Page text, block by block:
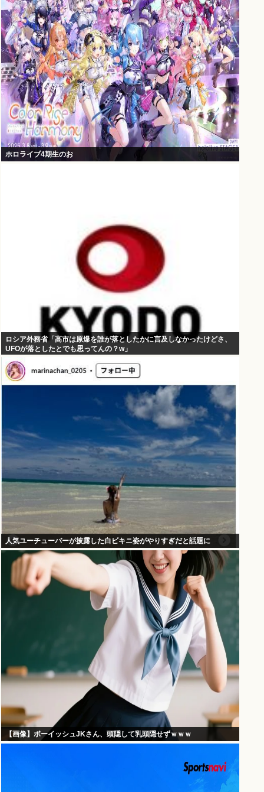
ホロライブ4期生のお
ロシア外務省「高市は原爆を誰が落としたかに言及しなかったけどさ、
UFOが落としたとでも思ってんの？w」
人気ユーチューバーが披露した白ビキニ姿がやりすぎだと話題に
【画像】ボーイッシュJKさん、頭隠して乳頭隠せずｗｗｗ